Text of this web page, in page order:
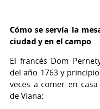
Cómo se servía la
ciudad y en el campo
El francés Dom
del año 1763 y
veces a comer en
de Viana: